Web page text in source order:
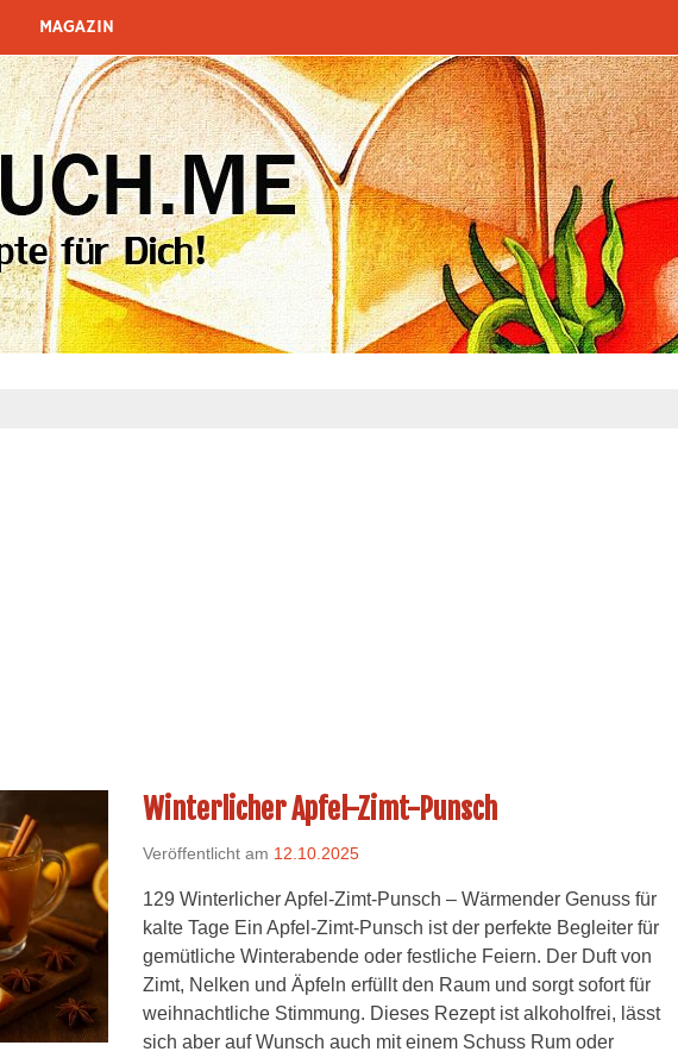
MAGAZIN
Winterlicher Apfel-Zimt-Punsch
Veröffentlicht am 12.10.2025
129 Winterlicher Apfel-Zimt-Punsch – Wärmender Genuss für
kalte Tage Ein Apfel-Zimt-Punsch ist der perfekte Begleiter für
gemütliche Winterabende oder festliche Feiern. Der Duft von
Zimt, Nelken und Äpfeln erfüllt den Raum und sorgt sofort für
weihnachtliche Stimmung. Dieses Rezept ist alkoholfrei, lässt
sich aber auf Wunsch auch mit einem Schuss Rum oder